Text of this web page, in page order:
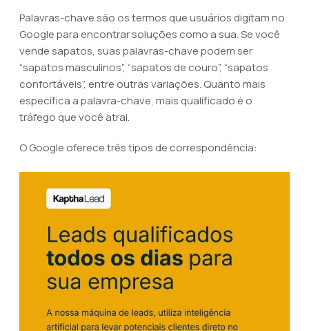
Palavras-chave são os termos que usuários digitam no
Google para encontrar soluções como a sua. Se você
vende sapatos, suas palavras-chave podem ser
“sapatos masculinos”, “sapatos de couro”, “sapatos
confortáveis”, entre outras variações. Quanto mais
específica a palavra-chave, mais qualificado é o
tráfego que você atrai.
O Google oferece três tipos de correspondência: